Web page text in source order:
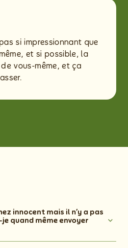
si impressionnant que
et si possible, la
vous‑même, et ça
innocent mais il n’y a pas
quand même envoyer